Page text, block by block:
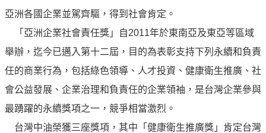
油
牌
神
零
中
亞洲各國企業並駕齊驅，得到社會肯定。
「亞洲企業社會責任獎」自2011年於東南亞及東亞等區域
舉辦，迄今已邁入第十二屆，目的為表彰支持下列永續和負責
任的商業行為，包括綠色領導、人才投資、健康衛生推廣、社
會公益發展、企業治理和負責任的企業領袖，是台灣企業參與
最踴躍的永續獎項之一，競爭相當激烈。
台灣中油榮獲三座獎項，其中「健康衛生推廣獎」肯定台灣